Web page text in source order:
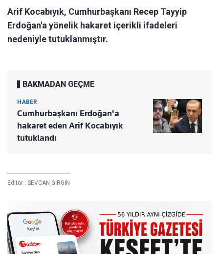
Arif Kocabıyık, Cumhurbaşkanı Recep Tayyip
Erdoğan'a yönelik hakaret içerikli ifadeleri
nedeniyle tutuklanmıştır.
BAKMADAN GEÇME
HABER
Cumhurbaşkanı Erdoğan'a
hakaret eden Arif Kocabıyık
tutuklandı
Editör : SEVCAN GİRGİN